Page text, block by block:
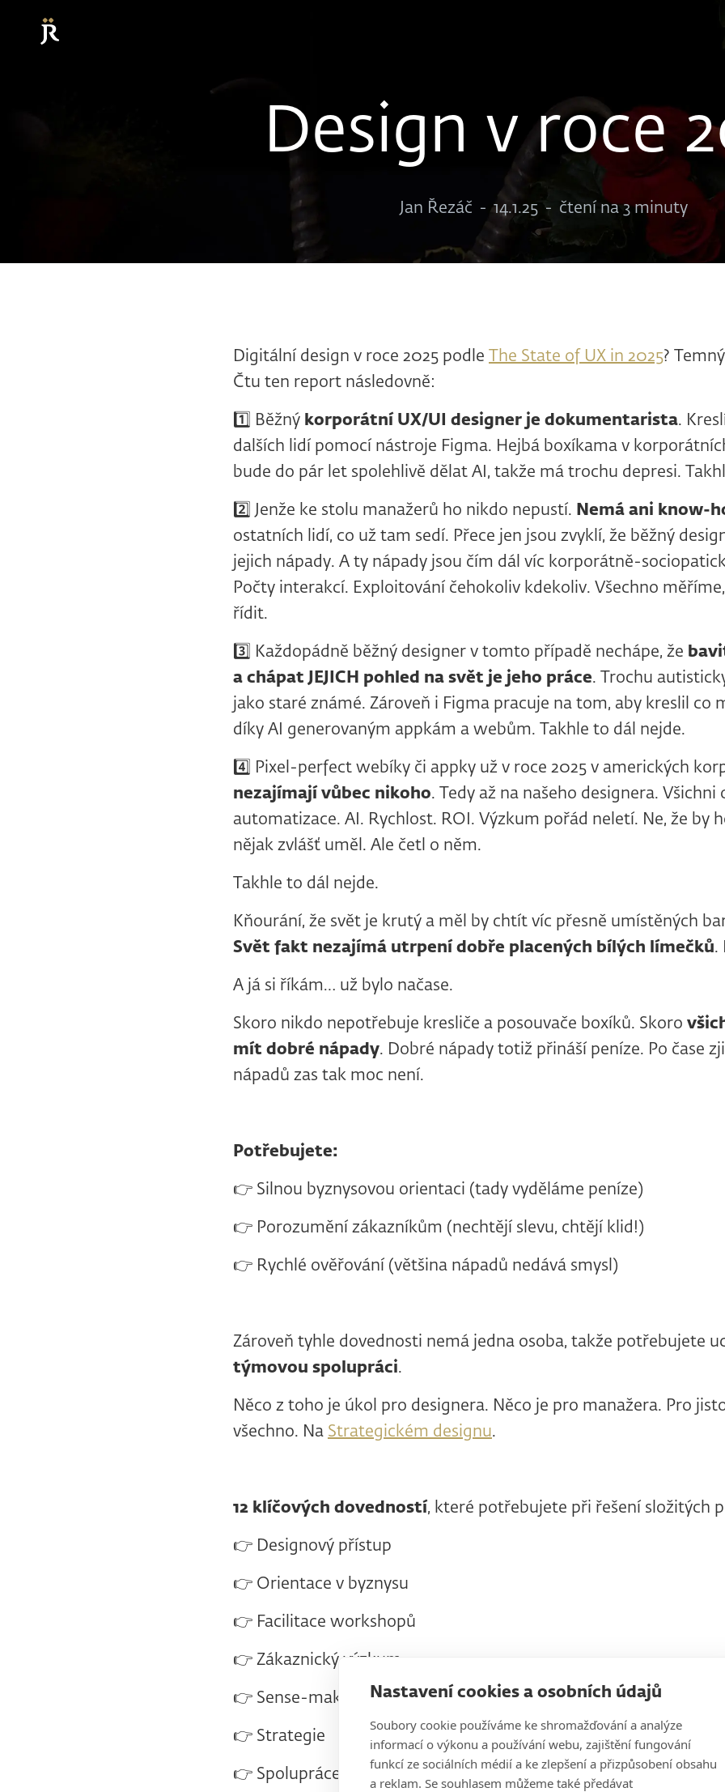
Nastavení cookies a osobních údajů
Soubory cookie používáme ke shromažďování a analýze
informací o výkonu a používání webu, zajištění fungování
funkcí ze sociálních médií a ke zlepšení a přizpůsobení obsahu
a reklam. Se souhlasem můžeme také předávat
Design v roce
Jan Řezáč - 14.1.25 - čtení na 3 minuty
Digitální design v roce 2025 podle The State of UX in 2025?
Čtu ten report následovně:
1️⃣ Běžný korporátní UX/UI designer je dokumentarista.
dalších lidí pomocí nástroje Figma. Hejbá boxíkama v
bude do pár let spolehlivě dělat AI, takže má trochu depresi.
2️⃣ Jenže ke stolu manažerů ho nikdo nepustí. Nemá ani know-
ostatních lidí, co už tam sedí. Přece jen jsou zvyklí, že běžný
jejich nápady. A ty nápady jsou čím dál víc korporátně-
Počty interakcí. Exploitování čehokoliv kdekoliv. Všechno
řídit.
3️⃣ Každopádně běžný designer v tomto případě nechápe, že
a chápat JEJICH pohled na svět je jeho práce. Trochu
jako staré známé. Zároveň i Figma pracuje na tom, aby kreslil co
díky AI generovaným appkám a webům. Takhle to dál nejde.
4️⃣ Pixel-perfect webíky či appky už v roce 2025 v amerických
nezajímají vůbec nikoho. Tedy až na našeho designera. Všichni
automatizace. AI. Rychlost. ROI. Výzkum pořád neletí. Ne, že by
nějak zvlášť uměl. Ale četl o něm.
Takhle to dál nejde.
Kňourání, že svět je krutý a měl by chtít víc přesně umístěných
Svět fakt nezajímá utrpení dobře placených bílých límečků.
A já si říkám… už bylo načase.
Skoro nikdo nepotřebuje kresliče a posouvače boxíků. Skoro
mít dobré nápady. Dobré nápady totiž přináší peníze. Po čase
nápadů zas tak moc není.
Potřebujete:
👉 Silnou byznysovou orientaci (tady vyděláme peníze)
👉 Porozumění zákazníkům (nechtějí slevu, chtějí klid!)
👉 Rychlé ověřování (většina nápadů nedává smysl)
Zároveň tyhle dovednosti nemá jedna osoba, takže potřebujete
týmovou spolupráci.
Něco z toho je úkol pro designera. Něco je pro manažera. Pro
všechno. Na Strategickém designu.
12 klíčových dovedností, které potřebujete při řešení složitých
👉 Designový přístup
👉 Orientace v byznysu
👉 Facilitace workshopů
👉 Zákaznický výzkum
👉 Sense-making
👉 Strategie
👉 Spolupráce se stakeholdery